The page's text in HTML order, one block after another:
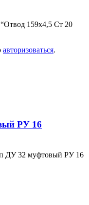
159х4,5 Ст 20
авторизоваться.
РУ 16
ДУ 32 муфтовый РУ 16